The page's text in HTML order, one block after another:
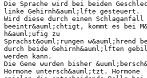
Die Sprache wird bei beiden
linke Gehirnh&auml;lfte gesteuert.
Wird diese durch einen Schlaganfall
beeintr&auml;chtigt, kommt es bei
h&auml;ufig zu
Sprachst&ouml;rungen w&auml;hrend
durch beide Gehirnh&auml;lften
werden kann.
Die Gene wurden bisher
Hormone untersch&auml;tzt. Hormone